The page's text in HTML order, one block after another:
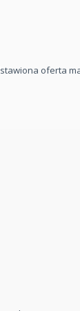
oferta